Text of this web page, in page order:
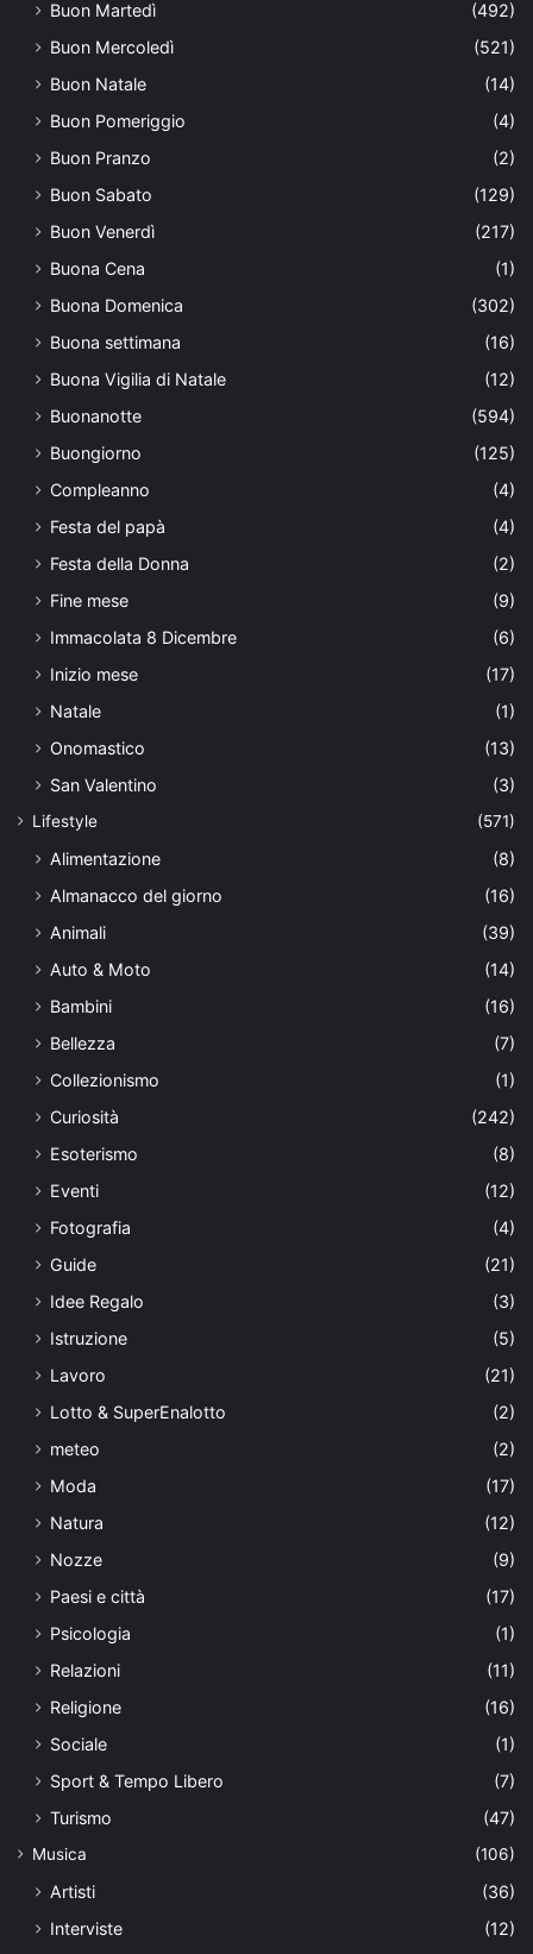
Buon Martedì
(492)
Buon Mercoledì
(521)
Buon Natale
(14)
Buon Pomeriggio
(4)
Buon Pranzo
(2)
Buon Sabato
(129)
Buon Venerdì
(217)
Buona Cena
(1)
Buona Domenica
(302)
Buona settimana
(16)
Buona Vigilia di Natale
(12)
Buonanotte
(594)
Buongiorno
(125)
Compleanno
(4)
Festa del papà
(4)
Festa della Donna
(2)
Fine mese
(9)
Immacolata 8 Dicembre
(6)
Inizio mese
(17)
Natale
(1)
Onomastico
(13)
San Valentino
(3)
Lifestyle (571)
Alimentazione
(8)
Almanacco del giorno
(16)
Animali
(39)
Auto & Moto
(14)
Bambini
(16)
Bellezza
(7)
Collezionismo
(1)
Curiosità
(242)
Esoterismo
(8)
Eventi
(12)
Fotografia
(4)
Guide
(21)
Idee Regalo
(3)
Istruzione
(5)
Lavoro
(21)
Lotto & SuperEnalotto
(2)
meteo
(2)
Moda
(17)
Natura
(12)
Nozze
(9)
Paesi e città
(17)
Psicologia
(1)
Relazioni
(11)
Religione
(16)
Sociale
(1)
Sport & Tempo Libero
(7)
Turismo
(47)
Musica (106)
Artisti
(36)
Interviste
(12)